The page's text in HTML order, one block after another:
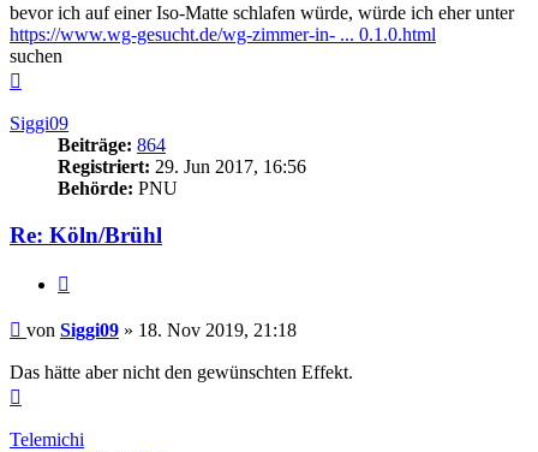
bevor ich auf einer Iso-Matte schlafen würde, würde ich eher unter
https://www.wg-gesucht.de/wg-zimmer-in- ... 0.1.0.html
suchen
Siggi09
Beiträge: 864
Registriert: 29. Jun 2017, 16:56
Behörde: PNU
Re: Köln/Brühl
Beitrag
von Siggi09 » 18. Nov 2019, 21:18
Das hätte aber nicht den gewünschten Effekt.
Telemichi